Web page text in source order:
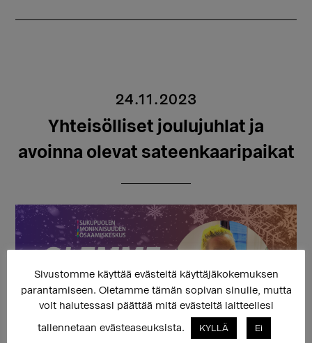
24.11.2023
Yhteisölliset joulujuhlat ja
avoinna olevat sateenkaaripaikat
Sivustomme käyttää evästeitä käyttäjäkokemuksen
parantamiseen. Oletamme tämän sopivan sinulle, mutta
voit halutessasi päättää mitä evästeitä laitteellesi
tallennetaan evästeaseuksista. KYLLÄ Ei